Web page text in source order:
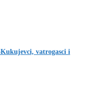
vatrogasci i